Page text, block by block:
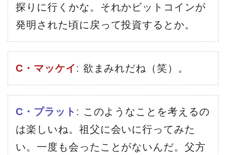
探りに行くかな。それかビットコインが
発明された頃に戻って投資するとか。
C・マッケイ: 欲まみれだね（笑）。
C・プラット : このようなことを考えるの
は楽しいね。祖父に会いに行ってみた
い。一度も会ったことがないんだ。父方